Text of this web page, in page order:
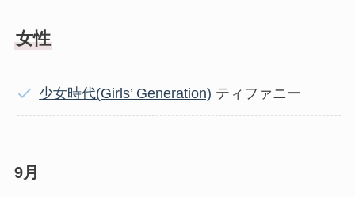
女性
少女時代(Girls’ Generation) ティファニー
9月